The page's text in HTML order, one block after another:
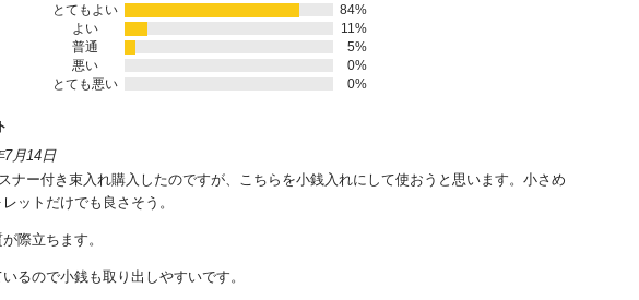
とてもよい
84%
よい
11%
普通
5%
悪い
0%
とても悪い
0%
7月14日
ナー付き束入れ購入したのですが、こちらを小銭入れにして使おうと思います。小さめ
ットだけでも良さそう。
際立ちます。
るので小銭も取り出しやすいです。